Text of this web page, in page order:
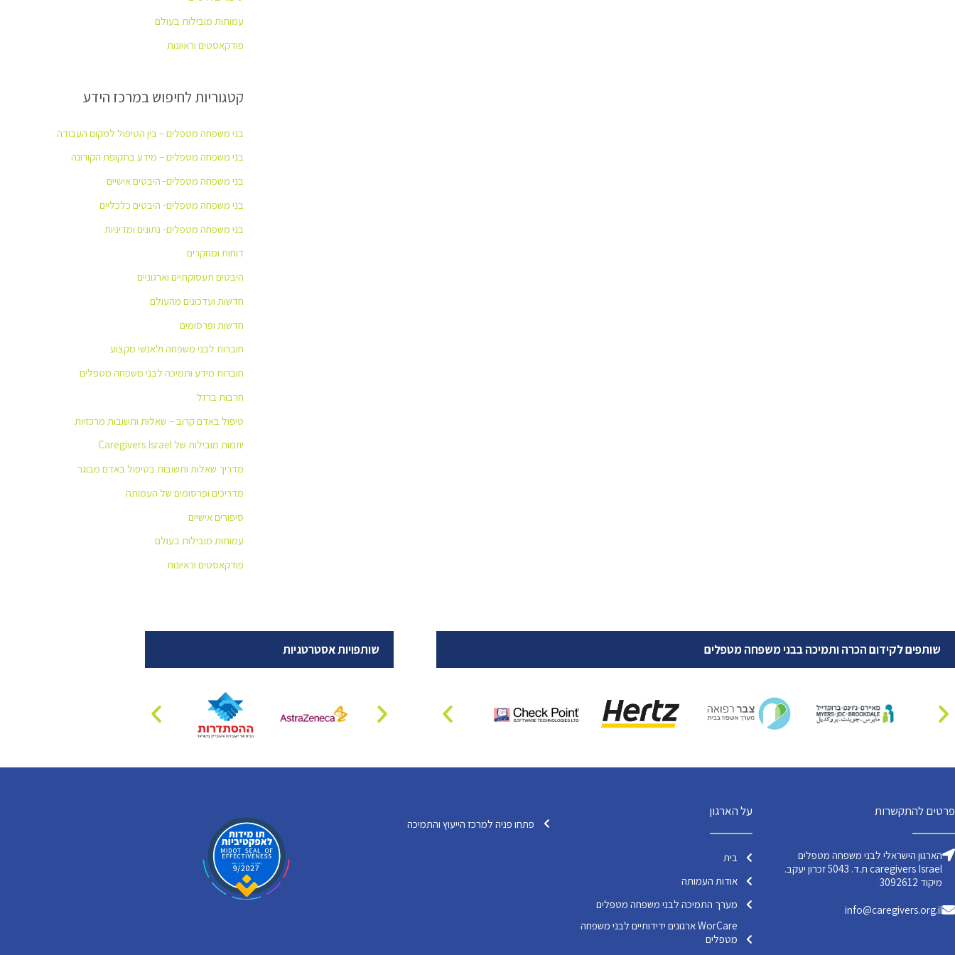
עמותות מובילות בעולם
פודקאסטים וראיונות
קטגוריות לחיפוש במרכז הידע
בני משפחה מטפלים – בין הטיפול למקום העבודה
בני משפחה מטפלים – מידע בתקופת הקורונה
בני משפחה מטפלים- היבטים אישיים
בני משפחה מטפלים- היבטים כלכליים
בני משפחה מטפלים- נתונים ומדיניות
דוחות ומחקרים
היבטים תעסוקתיים וארגוניים
חדשות ועדכונים מהעולם
חדשות ופרסומים
חוברות לבני משפחה ולאנשי מקצוע
חוברות מידע ותמיכה לבני משפחה מטפלים
חרבות ברזל
טיפול באדם קרוב – שאלות ותשובות מרכזיות
יוזמות מובילות של Caregivers Israel
מדריך שאלות ותשובות בטיפול באדם מבוגר
מדריכים ופרסומים של העמותה
סיפורים אישיים
עמותות מובילות בעולם
פודקאסטים וראיונות
שותפים לקידום הכרה ותמיכה בבני משפחה מטפלים שותפויות אסטרטגיות
פרטים להתקשרות
הארגון הישראלי לבני משפחה מטפלים
caregivers Israel ת.ד. 5043 זכרון יעקב.
מיקוד 3092612
info@caregivers.org.il
על הארגון
בית
אודות העמותה
מערך התמיכה לבני משפחה מטפלים
WorCare ארגונים ידידותיים לבני משפחה
מטפלים
פתחו פניה למרכז הייעוץ והתמיכה